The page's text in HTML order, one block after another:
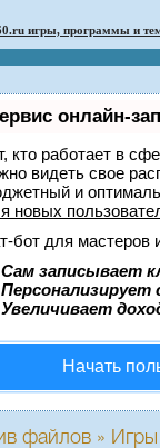
игры, программы и
онлайн-
кто работает в
видеть свое
и
новых
бот для мастеров
Сам записывает
Персонализирует
Увеличивает
Начать
файлов »